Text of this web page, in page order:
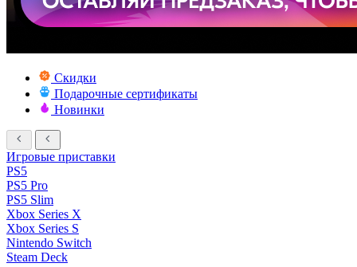
Скидки
Подарочные сертификаты
Новинки
Игровые приставки
PS5
PS5 Pro
PS5 Slim
Xbox Series X
Xbox Series S
Nintendo Switch
Steam Deck